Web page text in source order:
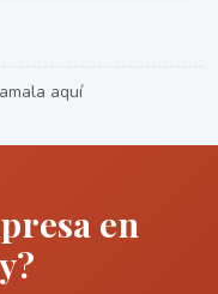
aquí
en